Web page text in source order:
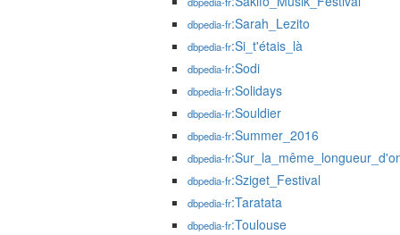
dbpedia-fr:Sarah_Lezito
dbpedia-fr:Si_t'étais_là
dbpedia-fr:Sodi
dbpedia-fr:Solidays
dbpedia-fr:Souldier
dbpedia-fr:Summer_2016
dbpedia-fr
dbpedia-fr:Sziget_Festival
dbpedia-fr:Taratata
dbpedia-fr:Toulouse